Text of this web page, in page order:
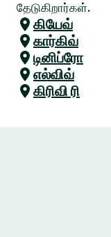
தேடுகிறார்கள்.
கியேவ்
கார்கிவ்
டினிப்ரோ
எல்விவ்
கிரிவி ரி